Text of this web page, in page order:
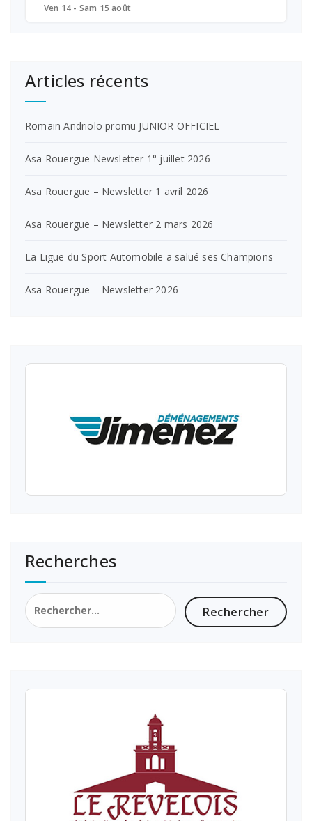
Ven 14 - Sam 15 août
Articles récents
Romain Andriolo promu JUNIOR OFFICIEL
Asa Rouergue Newsletter 1° juillet 2026
Asa Rouergue – Newsletter 1 avril 2026
Asa Rouergue – Newsletter 2 mars 2026
La Ligue du Sport Automobile a salué ses Champions
Asa Rouergue – Newsletter 2026
Recherches
Rechercher :